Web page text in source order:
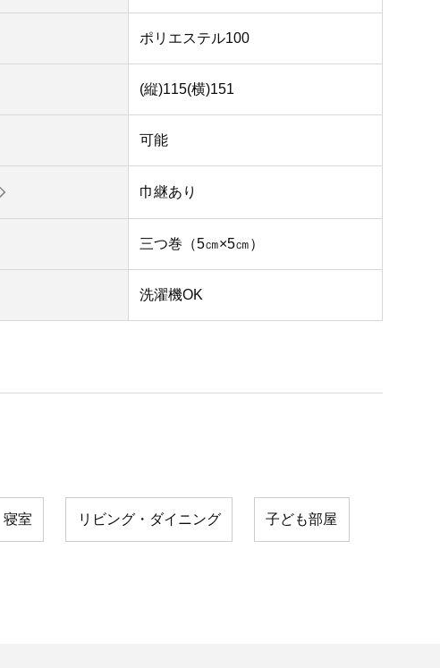
ポリエステル100
(縦)115(横)151
可能
巾継あり
三つ巻（5㎝×5㎝）
洗濯機OK
寝室 リビング・ダイニング 子ども部屋